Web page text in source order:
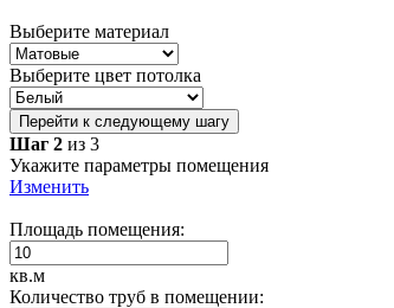
Выберите материал
Выберите цвет потолка
Перейти к следующему шагу
Шаг 2 из 3
Укажите параметры помещения
Изменить
Площадь помещения:
кв.м
Количество труб в помещении: